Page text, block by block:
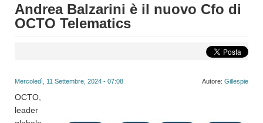
Andrea Balzarini è il nuovo Cfo di
OCTO Telematics
Mercoledì, 11 Settembre, 2024 - 07:08 Autore: Gillespie
OCTO,
leader